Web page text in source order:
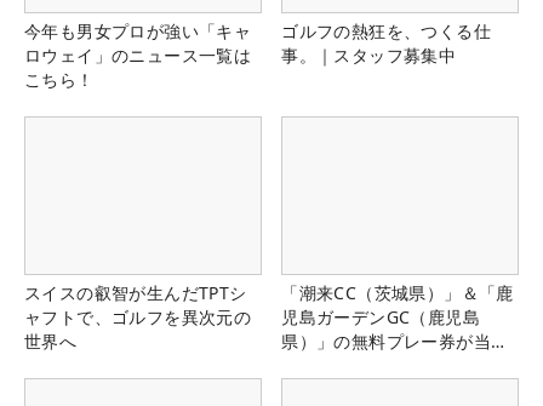
今年も男女プロが強い「キャ
ロウェイ」のニュース一覧は
こちら！
ゴルフの熱狂を、つくる仕
事。｜スタッフ募集中
スイスの叡智が生んだTPTシ
ャフトで、ゴルフを異次元の
世界へ
「潮来CC（茨城県）」＆「鹿
児島ガーデンGC（鹿児島
県）」の無料プレー券が当た